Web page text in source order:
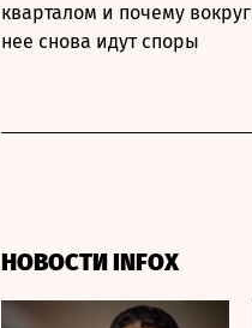
кварталом и почему вокруг
нее снова идут споры
НОВОСТИ INFOX